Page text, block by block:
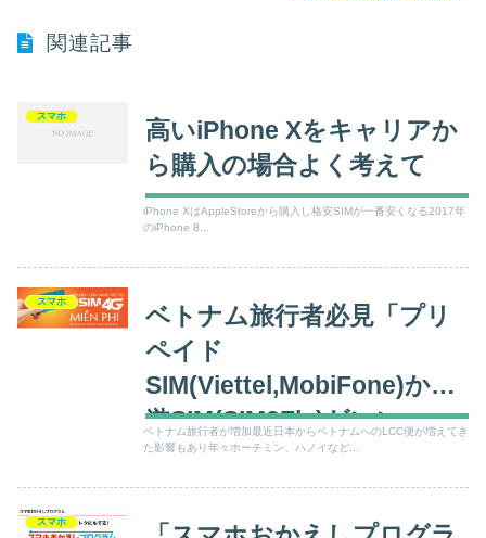
関連記事
スマホ
高いiPhone Xをキャリアか
ら購入の場合よく考えて
iPhone XはAppleStoreから購入し格安SIMが一番安くなる2017年
のiPhone 8...
スマホ
ベトナム旅行者必見「プリ
ペイド
SIM(Viettel,MobiFone)か周
遊SIM(SIM2Fly)がいい
か？」
ベトナム旅行者が増加最近日本からベトナムへのLCC便が増えてき
た影響もあり年々ホーチミン、ハノイなど...
スマホ